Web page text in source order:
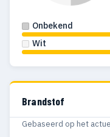
Onbekend
Wit
Brandstof
Gebaseerd op het